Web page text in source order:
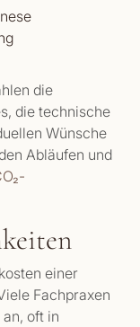
die
die technische
Wünsche
Abläufen und
einer
Fachpraxen
oft in